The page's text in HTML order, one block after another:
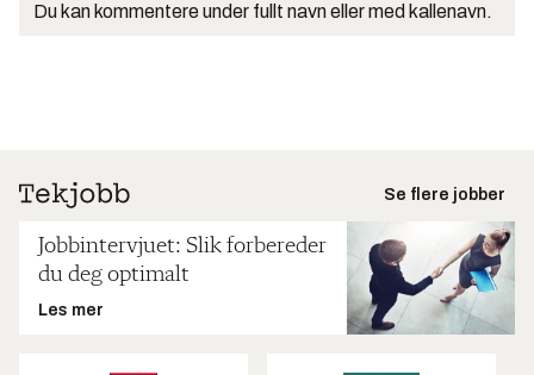
Du kan kommentere under fullt navn eller med kallenavn.
Se flere jobber
Jobbintervjuet: Slik forbereder
du deg optimalt
Les mer